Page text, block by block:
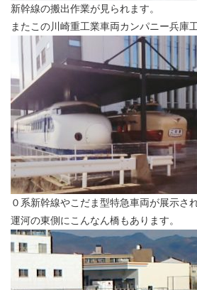
新幹線の搬出作業が見られます。
またこの川崎重工業車両カンパニー兵庫
０系新幹線やこだま型特急車両が展示さ
運河の東側にこんなん橋もあります。